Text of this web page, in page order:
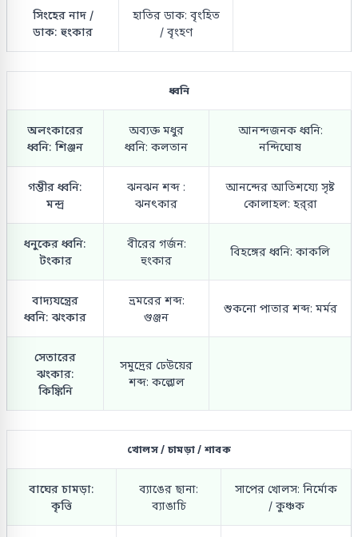
সিংহের নাদ /
ডাক: হুংকার
হাতির ডাক: বৃংহিত
/ বৃংহণ
ধ্বনি
অলংকারের
ধ্বনি: শিঞ্জন
অব্যক্ত মধুর
ধ্বনি: কলতান
আনন্দজনক ধ্বনি:
নন্দিঘোষ
গম্ভীর ধ্বনি:
মন্দ্র
ঝনঝন শব্দ :
ঝনৎকার
আনন্দের আতিশয্যে সৃষ্ট
কোলাহল: হর্‌রা
ধনুকের ধ্বনি:
টংকার
বীরের গর্জন:
হুংকার
বিহঙ্গের ধ্বনি: কাকলি
বাদ্যযন্ত্রের
ধ্বনি: ঝংকার
ভ্রমরের শব্দ:
গুঞ্জন
শুকনো পাতার শব্দ: মর্মর
সেতারের
ঝংকার:
কিঙ্কিনি
সমুদ্রের ঢেউয়ের
শব্দ: কল্লোল
খোলস / চামড়া / শাবক
বাঘের চামড়া:
কৃত্তি
ব্যাঙের ছানা:
ব্যাঙাচি
সাপের খোলস: নির্মোক
/ কুঞ্চক